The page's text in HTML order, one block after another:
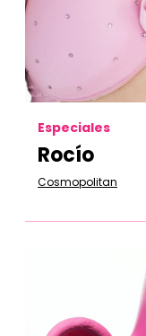
Especiales
Rocío
Cosmopolitan